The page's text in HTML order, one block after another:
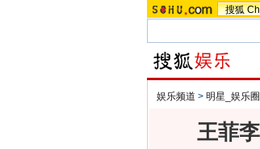
搜狐
娱乐频道 > 明星_娱乐圈
王菲